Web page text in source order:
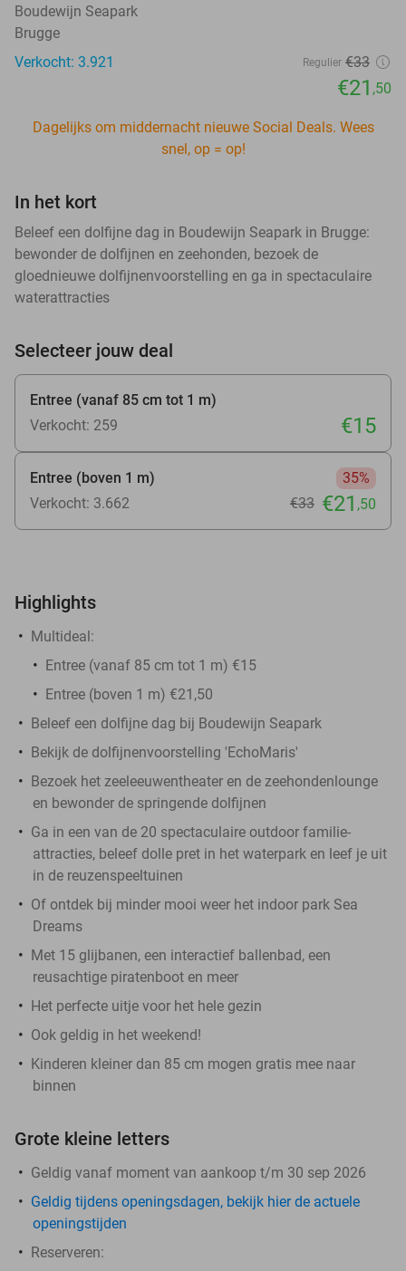
Boudewijn Seapark
Brugge
Verkocht: 3.921
Regulier €33
€21 ,50
Dagelijks om middernacht nieuwe Social Deals. Wees
snel, op = op!
In het kort
Beleef een dolfijne dag in Boudewijn Seapark in Brugge:
bewonder de dolfijnen en zeehonden, bezoek de
gloednieuwe dolfijnenvoorstelling en ga in spectaculaire
waterattracties
Selecteer jouw deal
Entree (vanaf 85 cm tot 1 m)
Verkocht: 259
€15
Entree (boven 1 m)
35%
Verkocht: 3.662
€33 €21 ,50
Highlights
Multideal:
Entree (vanaf 85 cm tot 1 m) €15
Entree (boven 1 m) €21,50
Beleef een dolfijne dag bij Boudewijn Seapark
Bekijk de dolfijnenvoorstelling 'EchoMaris'
Bezoek het zeeleeuwentheater en de zeehondenlounge
en bewonder de springende dolfijnen
Ga in een van de 20 spectaculaire outdoor familie-
attracties, beleef dolle pret in het waterpark en leef je uit
in de reuzenspeeltuinen
Of ontdek bij minder mooi weer het indoor park Sea
Dreams
Met 15 glijbanen, een interactief ballenbad, een
reusachtige piratenboot en meer
Het perfecte uitje voor het hele gezin
Ook geldig in het weekend!
Kinderen kleiner dan 85 cm mogen gratis mee naar
binnen
Grote kleine letters
Geldig vanaf moment van aankoop t/m 30 sep 2026
Geldig tijdens openingsdagen, bekijk hier de actuele
openingstijden
Reserveren: